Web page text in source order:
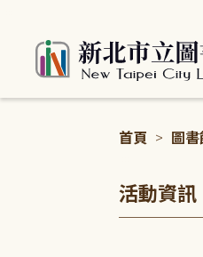
首頁 > 圖
活動資訊